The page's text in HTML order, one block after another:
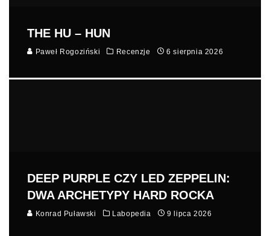
THE HU – HUN
Paweł Rogoziński Recenzje 6 sierpnia 2026
DEEP PURPLE CZY LED ZEPPELIN:
DWA ARCHETYPY HARD ROCKA
Konrad Puławski Labopedia 9 lipca 2026